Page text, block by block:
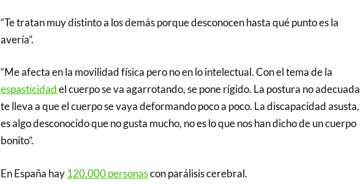
“Te tratan muy distinto a los demás porque desconocen hasta qué punto es la
avería”.
“Me afecta en la movilidad física pero no en lo intelectual. Con el tema de la
espasticidadel cuerpo se va agarrotando, se pone rígido. La postura no adecuada
te lleva a que el cuerpo se vaya deformando poco a poco. La discapacidad asusta,
es algo desconocido que no gusta mucho, no es lo que nos han dicho de un cuerpo
bonito”.
En España hay120.000 personascon parálisis cerebral.